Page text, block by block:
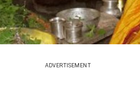
ADVERTISEMENT